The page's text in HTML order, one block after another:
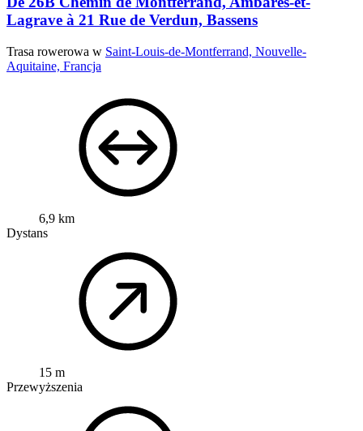
Lagrave à 21 Rue de Verdun, Bassens
Trasa rowerowa w Saint-Louis-de-Montferrand, Nouvelle-
Aquitaine, Francja
6,9 km
Dystans
15 m
Przewyższenia